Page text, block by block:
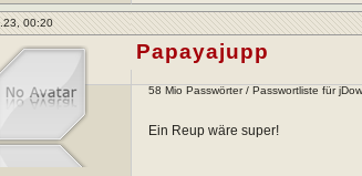
00:20
Papayajupp
58 Mio Passwörter / Passwortliste für
Ein Reup wäre super!